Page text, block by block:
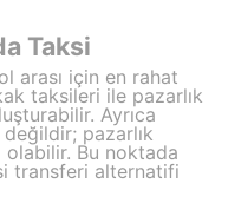
Taksi
arası için en rahat
taksileri ile pazarlık
Ayrıca
pazarlık
olabilir. Bu noktada
transferi alternatifi